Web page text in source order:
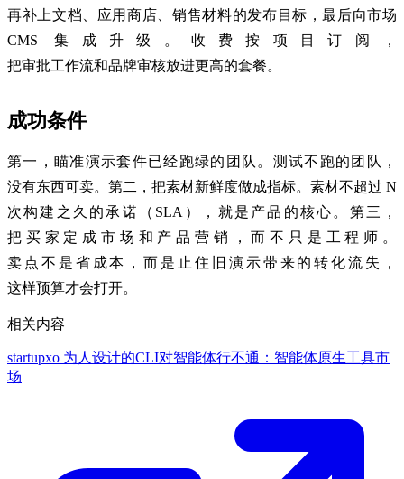
再补上文档、应用商店、销售材料的发布目标，最后向市场
CMS 集成升级。收费按项目订阅，
把审批工作流和品牌审核放进更高的套餐。
成功条件
第一，瞄准演示套件已经跑绿的团队。测试不跑的团队，
没有东西可卖。第二，把素材新鲜度做成指标。素材不超过 N
次构建之久的承诺（SLA），就是产品的核心。第三，
把买家定成市场和产品营销，而不只是工程师。
卖点不是省成本，而是止住旧演示带来的转化流失，
这样预算才会打开。
相关内容
startupxo 为人设计的CLI对智能体行不通：智能体原生工具市
场